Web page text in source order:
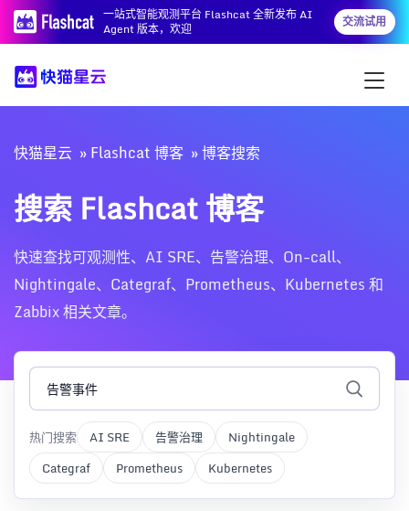
一站式智能观测平台 Flashcat 全新发布 AI
Agent 版本，欢迎
交流试用
快猫星云 Flashcat 博客 博客搜索
搜索 Flashcat 博客
快速查找可观测性、AI SRE、告警治理、On-call、
Nightingale、Categraf、Prometheus、Kubernetes 和
Zabbix 相关文章。
热门搜索 AI SRE 告警治理
Nightingale
Categraf
Prometheus Kubernetes